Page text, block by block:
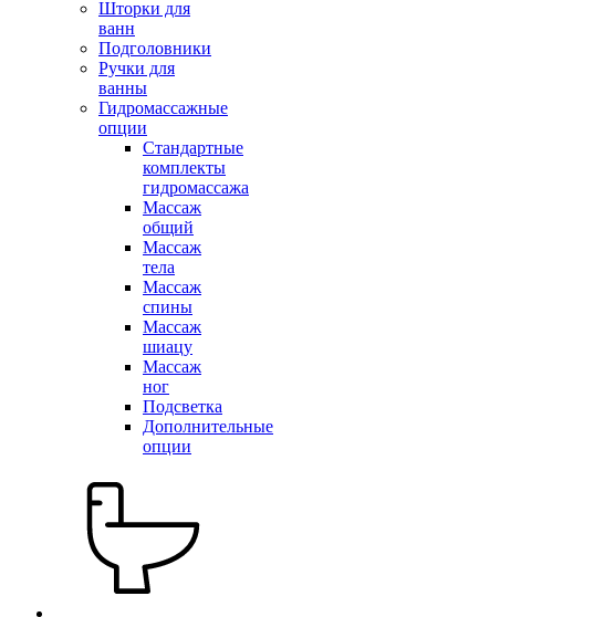
Шторки для
ванн
Подголовники
Ручки для
ванны
Гидромассажные
опции
Стандартные
комплекты
гидромассажа
Массаж
общий
Массаж
тела
Массаж
спины
Массаж
шиацу
Массаж
ног
Подсветка
Дополнительные
опции